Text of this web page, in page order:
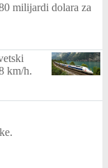
milijardi dolara za
km/h.